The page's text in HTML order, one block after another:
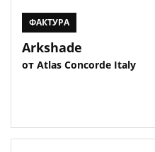
ФАКТУРА
Arkshade
от Atlas Concorde Italy